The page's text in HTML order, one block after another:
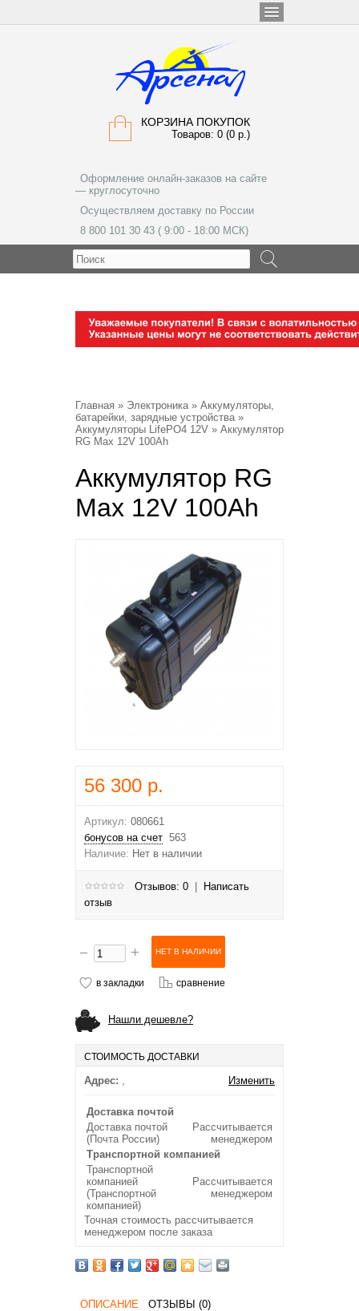
КОРЗИНА ПОКУПОК
Товаров: 0 (0 р.)
Оформление онлайн-заказов на сайте
— круглосуточно
Осуществляем доставку по России
8 800 101 30 43 ( 9:00 - 18:00 МСК)
Главная » Электроника» Аккумуляторы,
батарейки, зарядные устройства»
Аккумуляторы LifePO4 12V » Аккумулятор
RG Max 12V 100Ah
Аккумулятор RG
Max 12V 100Ah
56 300 р.
Артикул: 080661
бонусов на счет 563
Наличие: Нет в наличии
Отзывов: 0
Написать
отзыв
в закладки сравнение
Нашли дешевле?
СТОИМОСТЬ ДОСТАВКИ
Адрес: , Изменить
Доставка почтой
Доставка почтой
(Почта России)
Рассчитывается
менеджером
Транспортной компанией
Транспортной
компанией
(Транспортной
компанией)
Рассчитывается
менеджером
Точная стоимость рассчитывается
менеджером после заказа
ОПИСАНИЕ ОТЗЫВЫ (0)